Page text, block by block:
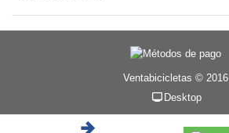
Ventabicicletas © 2016
Desktop